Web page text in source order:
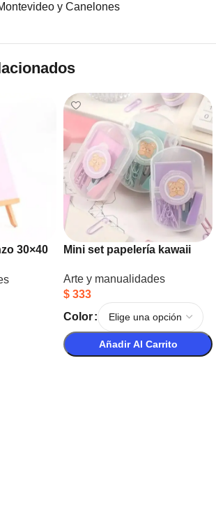
y Canelones
30×40
Mini set papelería kawaii
Arte y manualidades
$ 333
Color
Añadir Al Carrito